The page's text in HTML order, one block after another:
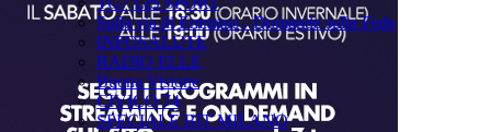
Sulla via di Emmaus - Domande sulla Fede
INFOSALUTE
RADIO ELLE
Buona Visione
CIVICO 74
SPECIALE BIT MILANO